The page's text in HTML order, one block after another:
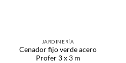
JARDINERÍA
Cenador fijo verde acero
Profer 3 x 3 m